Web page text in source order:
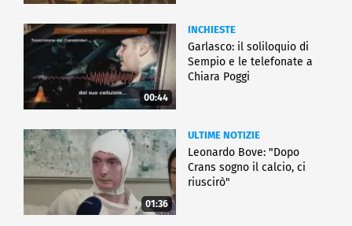
00:44
INCHIESTE
Garlasco: il soliloquio di
Sempio e le telefonate a
Chiara Poggi
01:36
ULTIME NOTIZIE
Leonardo Bove: "Dopo
Crans sogno il calcio, ci
riuscirò"